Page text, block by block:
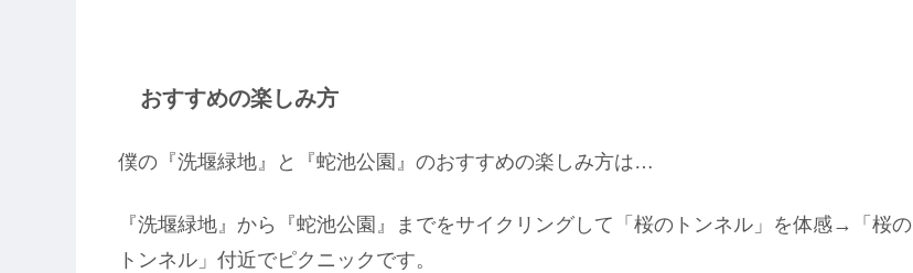
おすすめの楽しみ方
僕の『洗堰緑地』と『蛇池公園』のおすすめの楽しみ方は…
『洗堰緑地』から『蛇池公園』までをサイクリングして「桜のトンネル」を体感→「桜の
トンネル」付近でピクニックです。